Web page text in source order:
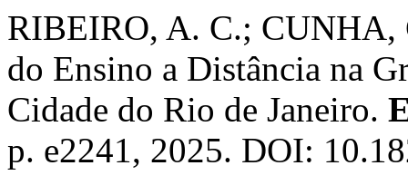
RIBEIRO, A. C.; CUNHA,
do Ensino a Distância na
Cidade do Rio de Janeiro.
p. e2241, 2025. DOI: